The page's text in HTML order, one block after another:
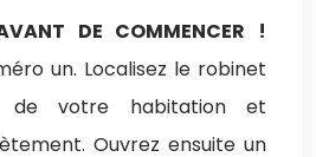
DE COMMENCER !
un. Localisez le robinet
de votre habitation et
Ouvrez ensuite un